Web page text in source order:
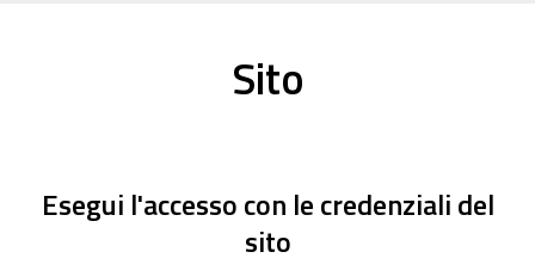
Sito
Esegui l'accesso con le credenziali del
sito